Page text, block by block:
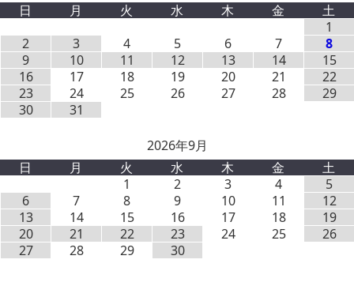
日
月 火 水 木 金
土
1
2
3 4 5 6 7
8
9
10 11 12 13 14
15
16
17 18 19 20 21
22
23
24 25 26 27 28
29
30
31
2026年9月
日
月 火 水 木 金
土
1
2 3 4
5
6
7 8 9 10 11
12
13
14 15 16 17 18
19
20
21 22 23 24 25
26
27
28 29 30